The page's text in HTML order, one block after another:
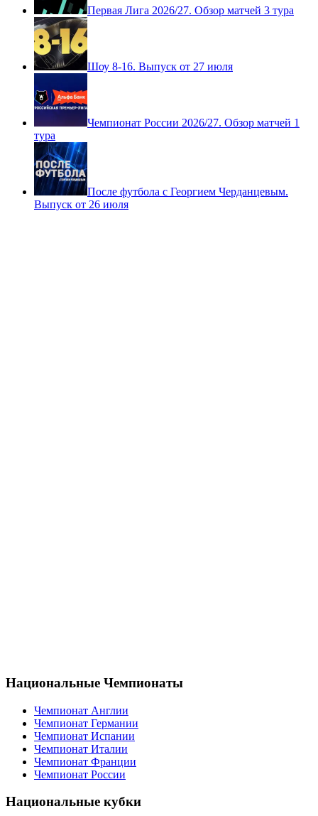
Первая Лига 2026/27. Обзор матчей 3 тура
Шоу 8-16. Выпуск от 27 июля
Чемпионат России 2026/27. Обзор матчей 1
тура
После футбола с Георгием Черданцевым.
Выпуск от 26 июля
Национальные Чемпионаты
Чемпионат Англии
Чемпионат Германии
Чемпионат Испании
Чемпионат Италии
Чемпионат Франции
Чемпионат России
Национальные кубки